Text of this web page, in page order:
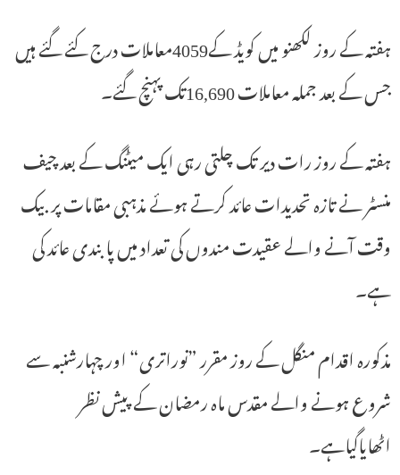
ہفتہ کے روز لکھنو میں کویڈ کے4059معاملات درج کئے گئے ہیں
جس کے بعد جملہ معاملات 16,690تک پہنچ گئے۔
ہفتہ کے روز رات دیر تک چلتی رہی ایک میٹنگ کے بعد چیف
منسٹر نے تازہ تحدیدات عائد کرتے ہوئے مذہبی مقامات پر بیک
وقت آنے والے عقیدت مندوں کی تعداد میں پابندی عائد کی
ہے۔
مذکورہ اقدام منگل کے روز مقرر ”نوراتری“ اور چہارشنبہ سے
شروع ہونے والے مقدس ماہ رمضان کے پیش نظر
اٹھایاگیاہے۔